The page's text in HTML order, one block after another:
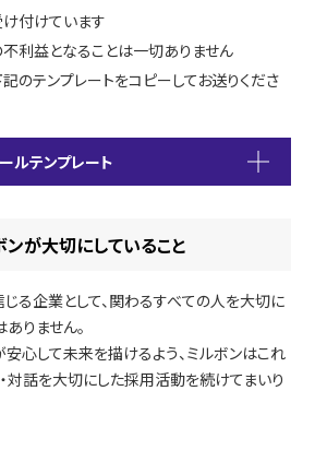
付けています
利益となることは一切ありません
のテンプレートをコピーしてお送りくださ
ルテンプレート
が大切にしていること
る企業として、関わるすべての人を大切に
りません。
心して未来を描けるよう、ミルボンはこれ
対話を大切にした採用活動を続けてまいり